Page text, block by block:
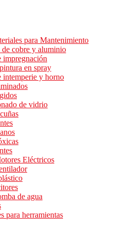
para Mantenimiento
de cobre y aluminio
impregnación
en spray
intemperie y horno
de vidrio
Eléctricos
de agua
para herramientas